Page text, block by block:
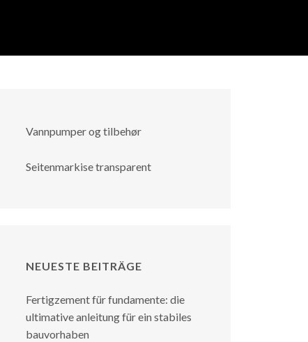
Vannpumper og tilbehør
Seitenmarkise transparent
NEUESTE BEITRÄGE
Fertigzement für fundamente: die
ultimative anleitung für ein stabiles
bauvorhaben